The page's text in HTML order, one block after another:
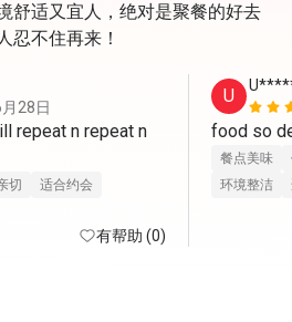
舒适又宜人，绝对是聚餐的好去
忍不住再来！
28日
repeat n repeat n
切
适合约会
有帮助 (0)
U
food so
餐点美味
环境整洁